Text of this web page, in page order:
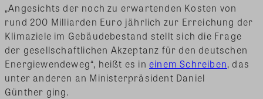
„Angesichts der noch zu erwartenden Kosten von
rund 200 Milliarden Euro jährlich zur Erreichung der
Klimaziele im Gebäudebestand stellt sich die Frage
der gesellschaftlichen Akzeptanz für den deutschen
Energiewendeweg“, heißt es in einem Schreiben, das
unter anderen an Ministerpräsident Daniel
Günther ging.